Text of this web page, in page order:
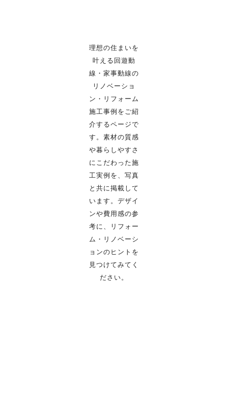
理想の住まいを
叶える回遊動
線・家事動線の
リノベーショ
ン・リフォーム
施工事例をご紹
介するページで
す。 素材の質感
や暮らしやすさ
にこだわった施
工実例を、写真
と共に掲載して
います。 デザイ
ンや費用感の参
考に、リフォー
ム・リノベーシ
ョンのヒントを
見つけてみてく
ださい。